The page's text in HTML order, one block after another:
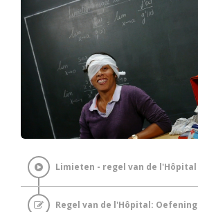
Limieten - regel van de l'Hôpital
Regel van de l'Hôpital: Oefening